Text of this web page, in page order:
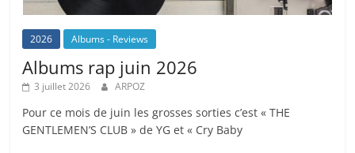
2026 Albums - Reviews
Albums rap juin 2026
3 juillet 2026 ARPOZ
Pour ce mois de juin les grosses sorties c’est « THE
GENTLEMEN’S CLUB » de YG et « Cry Baby